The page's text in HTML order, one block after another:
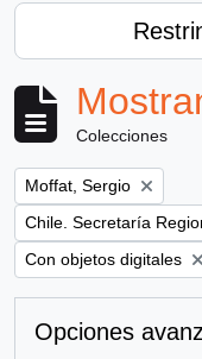
Colecciones
Remove filter:
Moffat, Sergio
Remove filter:
Remove filter:
Con objetos digitales
Opciones